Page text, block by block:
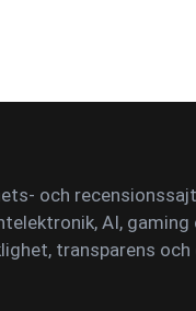
och
AI,
transparens och